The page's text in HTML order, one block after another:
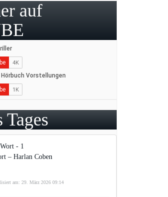
auf
Tages
– Harlan Coben
am: 29. März 2026 09:14